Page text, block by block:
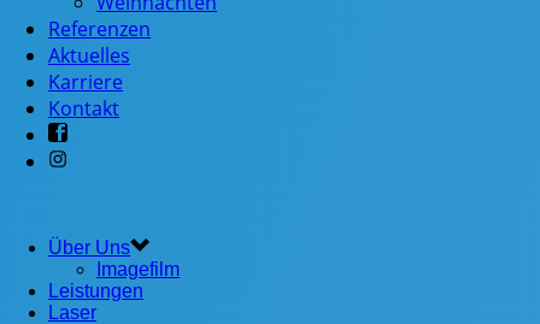
Referenzen
Aktuelles
Karriere
Kontakt
Über Uns
Imagefilm
Leistungen
Laser